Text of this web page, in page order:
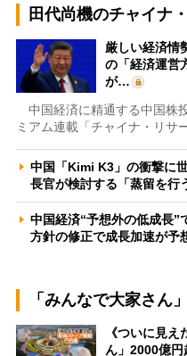
田代尚機のチャイナ
厳しい経済情
の「経済運営
が…
中国経済に精通する中国株
ミアム連載「チャイナ・リサ
中国「Kimi K3」の衝撃に
長官が検討する「蒸留を行
中国経済“予想外の低成長
方針の修正で成長加速が予
「みんなで大家さん
《ついに見
ん」2000億円